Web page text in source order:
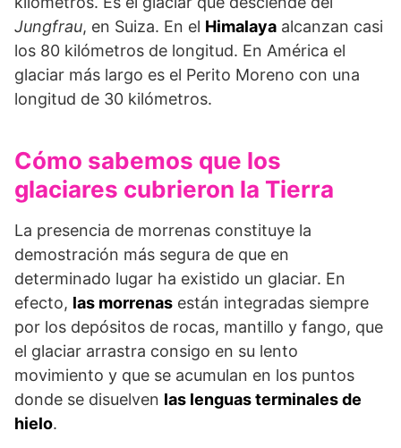
Jungfrau, en Suiza. En el Himalaya alcanzan casi
los 80 kilómetros de longitud. En América el
glaciar más largo es el Perito Moreno con una
longitud de 30 kilómetros.
Cómo sabemos que los
glaciares cubrieron la Tierra
La presencia de morrenas constituye la
demostración más segura de que en
determinado lugar ha existido un glaciar. En
efecto, las morrenas están integradas siempre
por los depósitos de rocas, mantillo y fango, que
el glaciar arrastra consigo en su lento
movimiento y que se acumulan en los puntos
donde se disuelven las lenguas terminales de
hielo.